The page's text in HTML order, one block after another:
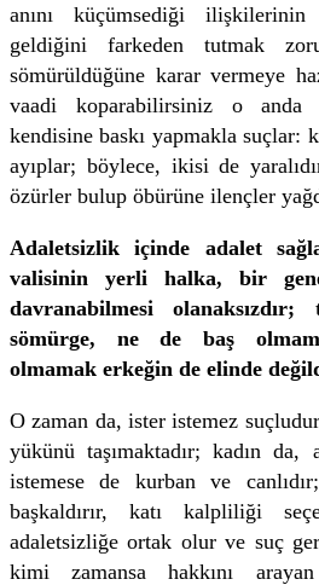
anını küçümsediği
geldiğini farkeden tutmak
sömürüldüğüne karar vermeye
vaadi koparabilirsiniz o anda
kendisine baskı yapmakla suçlar:
ayıplar; böylece, ikisi de
özürler bulup öbürüne ilençler
Adaletsizlik içinde adalet
valisinin yerli halka, bir
davranabilmesi
sömürge, ne de baş
olmamak erkeğin de elinde
O zaman da, ister istemez
yükünü taşımaktadır; kadın da,
istemese de kurban ve
başkaldırır, katı kalpliliği
adaletsizliğe ortak olur ve suç
kimi zamansa hakkını